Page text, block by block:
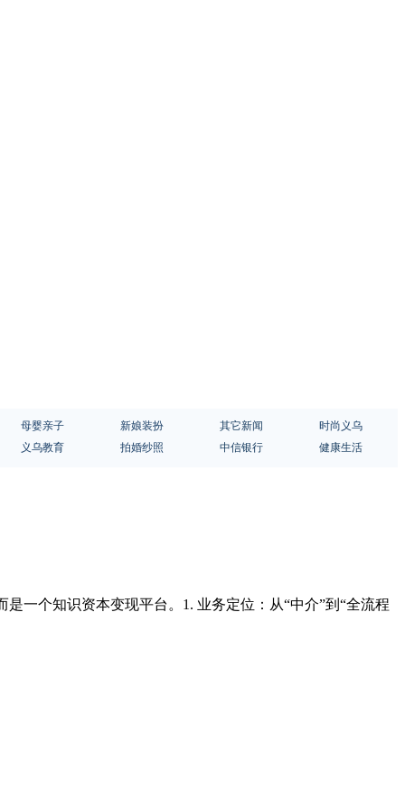
母婴亲子 新娘装扮 其它新闻
时尚义乌
义乌教育
拍婚纱照 中信银行 健康生活
一个知识资本变现平台。1. 业务定位：从“中介”到“全流程